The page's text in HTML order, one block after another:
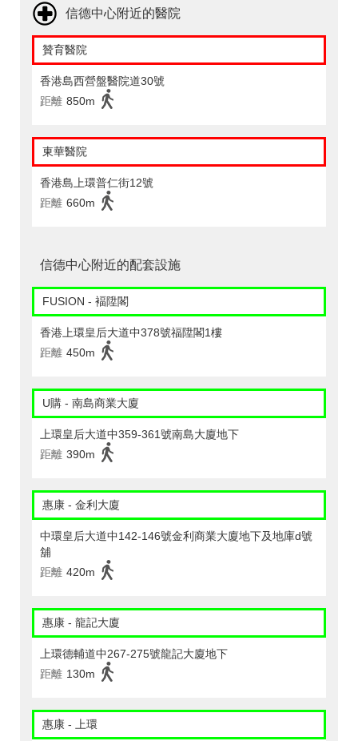
信德中心附近的醫院
贊育醫院
香港島西營盤醫院道30號
距離 850m
東華醫院
香港島上環普仁街12號
距離 660m
信德中心附近的配套設施
FUSION - 褔陞閣
香港上環皇后大道中378號福陞閣1樓
距離 450m
U購 - 南島商業大廈
上環皇后大道中359-361號南島大廈地下
距離 390m
惠康 - 金利大廈
中環皇后大道中142-146號金利商業大廈地下及地庫d號
舖
距離 420m
惠康 - 龍記大廈
上環德輔道中267-275號龍記大廈地下
距離 130m
惠康 - 上環